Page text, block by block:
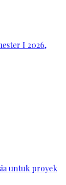
I 2026,
untuk proyek